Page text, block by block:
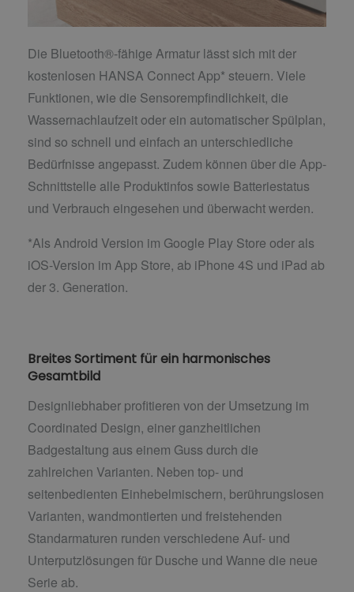
Die Bluetooth®-fähige Armatur lässt sich mit der
kostenlosen HANSA Connect App* steuern. Viele
Funktionen, wie die Sensorempfindlichkeit, die
Wassernachlaufzeit oder ein automatischer Spülplan,
sind so schnell und einfach an unterschiedliche
Bedürfnisse angepasst. Zudem können über die App-
Schnittstelle alle Produktinfos sowie Batteriestatus
und Verbrauch eingesehen und überwacht werden.
*Als Android Version im Google Play Store oder als
iOS-Version im App Store, ab iPhone 4S und iPad ab
der 3. Generation.
Breites Sortiment für ein harmonisches
Gesamtbild
Designliebhaber profitieren von der Umsetzung im
Coordinated Design, einer ganzheitlichen
Badgestaltung aus einem Guss durch die
zahlreichen Varianten. Neben top- und
seitenbedienten Einhebelmischern, berührungslosen
Varianten, wandmontierten und freistehenden
Standarmaturen runden verschiedene Auf- und
Unterputzlösungen für Dusche und Wanne die neue
Serie ab.